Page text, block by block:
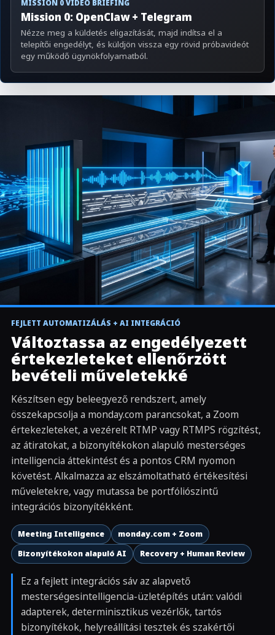
MISSION 0 VIDEO BRIEFING
Mission 0: OpenClaw + Telegram
Nézze meg a küldetés eligazítását, majd indítsa el a
telepítői engedélyt, és küldjön vissza egy rövid próbavideót
egy működő ügynökfolyamatból.
▶
IGAZI KEZELŐ FUTÁS
CRM parancs az értekezlethez, az átirathoz, a
mesterséges intelligencia áttekintéséhez és a
visszaíráshoz
FEJLETT AUTOMATIZÁLÁS + AI INTEGRÁCIÓ
Változtassa az engedélyezett
értekezleteket ellenőrzött
bevételi műveletekké
Készítsen egy beleegyező rendszert, amely
összekapcsolja a monday.com parancsokat, a Zoom
értekezleteket, a vezérelt RTMP vagy RTMPS rögzítést,
az átiratokat, a bizonyítékokon alapuló mesterséges
intelligencia áttekintést és a pontos CRM nyomon
követést. Alkalmazza az elszámoltatható értékesítési
műveletekre, vagy mutassa be portfóliószintű
integrációs bizonyítékként.
Meeting Intelligence
monday.com + Zoom
Bizonyítékokon alapuló AI
Recovery + Human Review
Ez a fejlett integrációs sáv az alapvető
mesterségesintelligencia-üzletépítés után: valódi
adapterek, determinisztikus vezérlők, tartós
bizonyítékok, helyreállítási tesztek és szakértői